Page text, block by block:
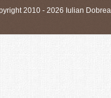
2010 - 2026 Iulian Dobrea